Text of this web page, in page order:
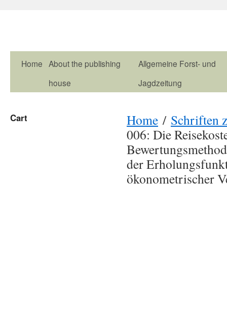
Home About the publishing
house
Allgemeine Forst- und
Jagdzeitung
Home / Schriften
006: Die
der
ökonometrischer
Cart